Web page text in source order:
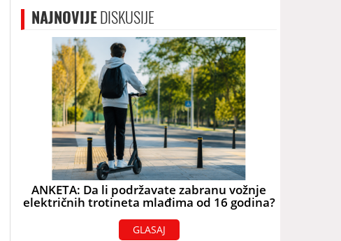
NAJNOVIJEDISKUSIJE
ANKETA: Da li podržavate zabranu vožnje
električnih trotineta mlađima od 16 godina?
GLASAJ